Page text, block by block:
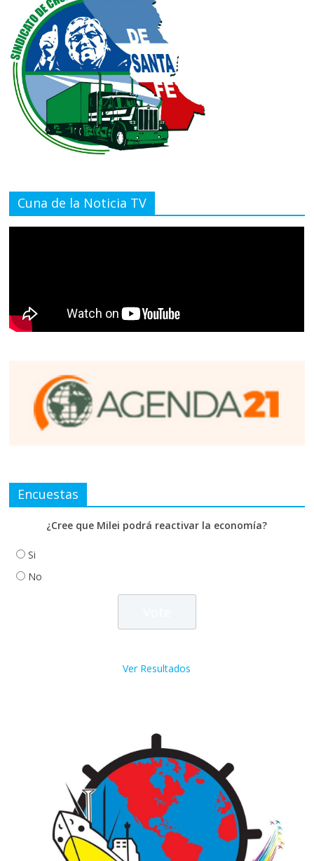
Cuna de la Noticia TV
Encuestas
¿Cree que Milei podrá reactivar la economía?
Si
No
Ver Resultados